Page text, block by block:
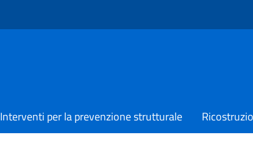
Interventi per la prevenzione strutturale